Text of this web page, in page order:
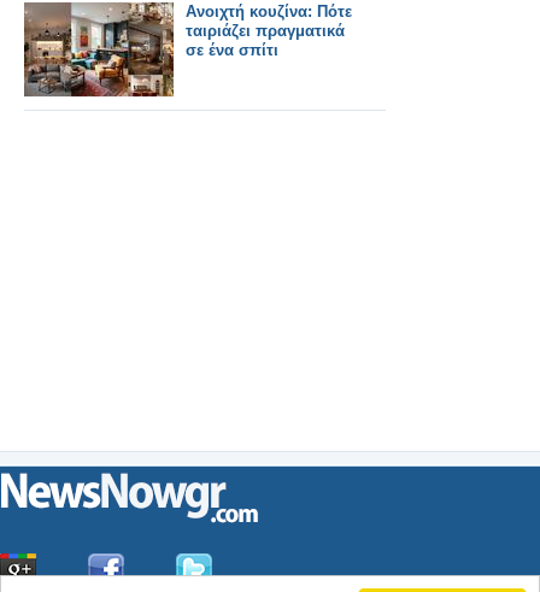
Ανοιχτή κουζίνα: Πότε
ταιριάζει πραγματικά
σε ένα σπίτι